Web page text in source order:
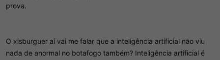
prova.
O xisburguer aí vai me falar que a inteligência artificial não viu
nada de anormal no botafogo também? Inteligência artificial é